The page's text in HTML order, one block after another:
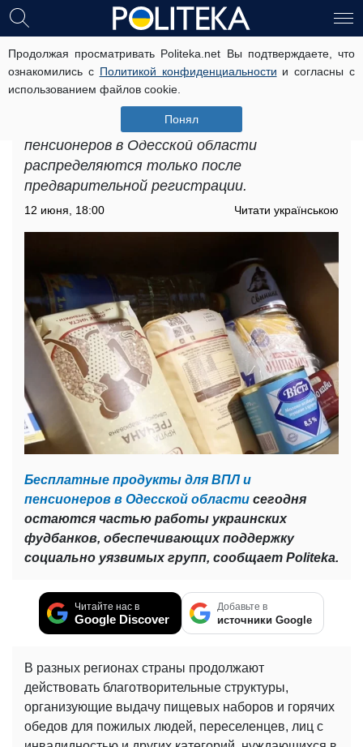
Продолжая просматривать Politeka.net Вы подтверждаете, что
ознакомились с Политикой конфиденциальности и согласны с
использованием файлов cookie.
Понял
Бесплатные продукты для ВПЛ и
пенсионеров в Одесской области:
кто может получить помощь
Бесплатные продукты для ВПЛ и
пенсионеров в Одесской области
распределяются только после
предварительной регистрации.
12 июня, 18:00 Читати українською
Бесплатные продукты для ВПЛ и
пенсионеров в Одесской области сегодня
остаются частью работы украинских
фудбанков, обеспечивающих поддержку
социально уязвимых групп, сообщает Politeka.
Читайте нас в
Google Discover
Добавьте в
источники Google
В разных регионах страны продолжают
действовать благотворительные структуры,
организующие выдачу пищевых наборов и горячих
обедов для пожилых людей, переселенцев, лиц с